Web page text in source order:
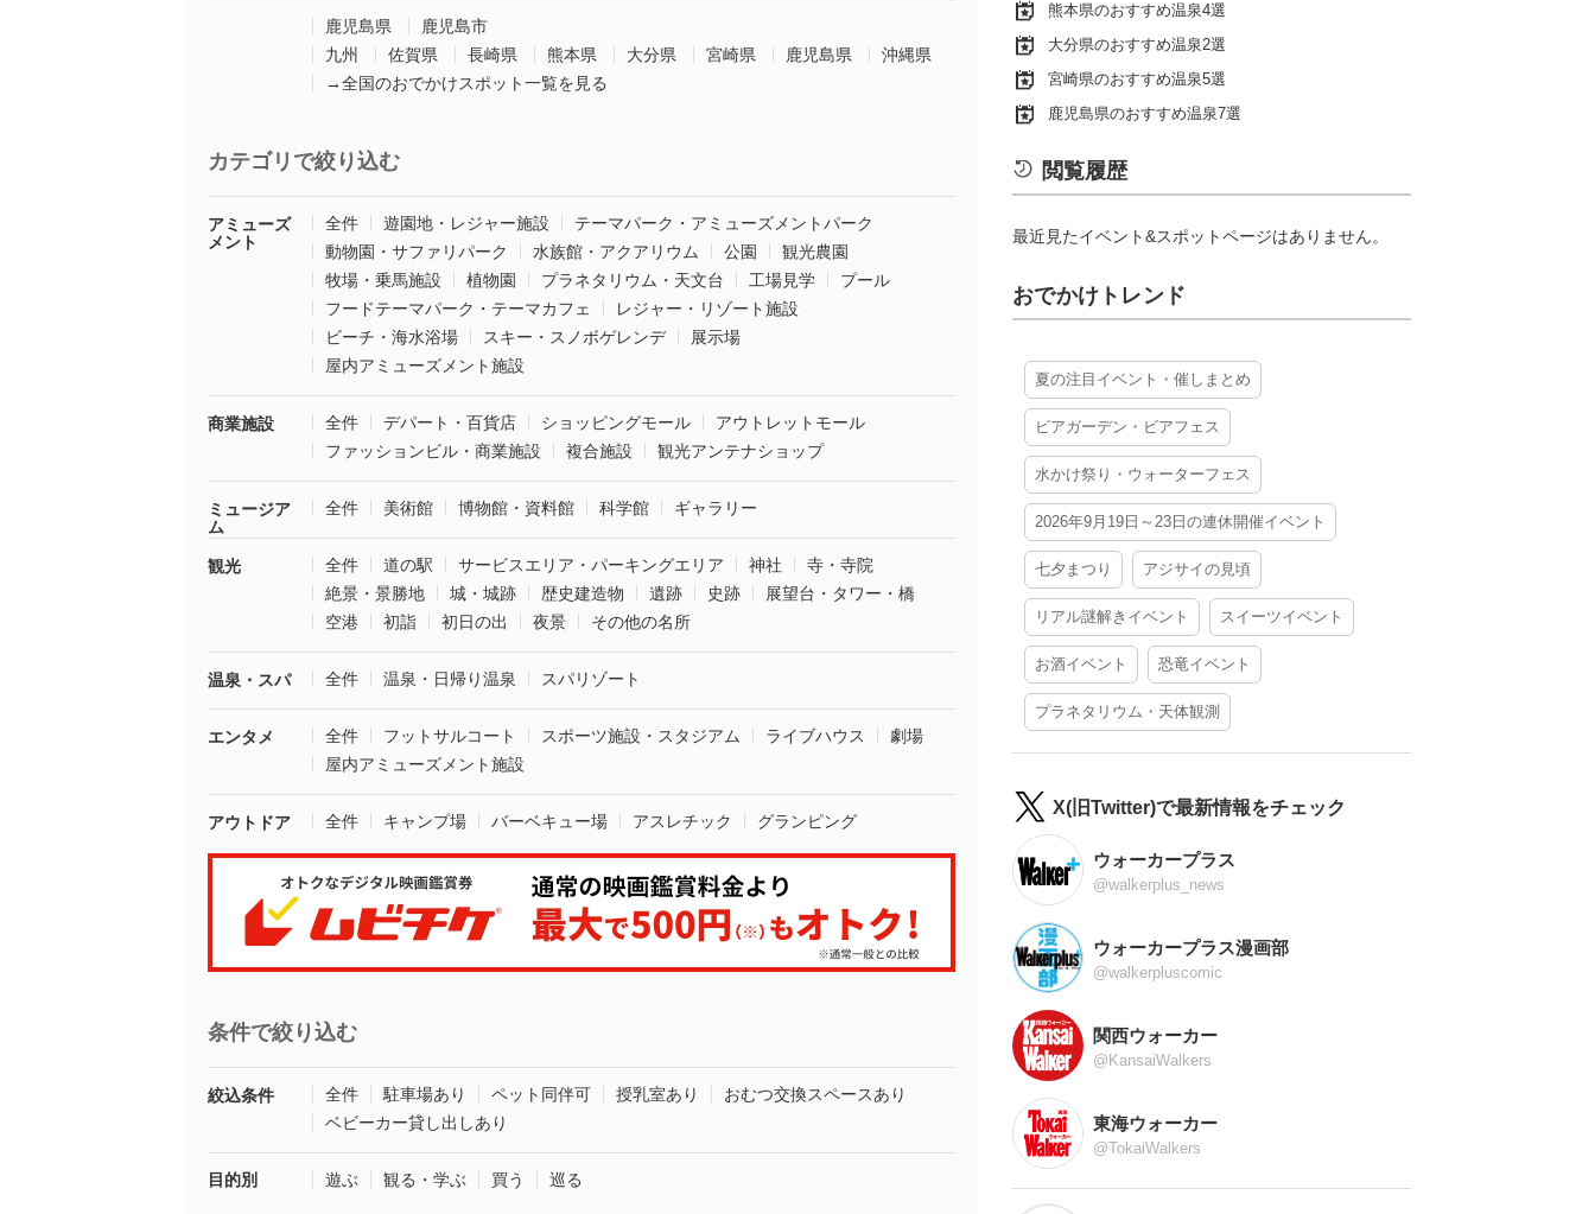
鹿児島県
鹿児島市
九州
佐賀県 長崎県 熊本県 大分県 宮崎県 鹿児島県
沖縄県
→全国のおでかけスポット一覧を見る
カテゴリで絞り込む
アミューズ
メント
全件 遊園地・レジャー施設
テーマパーク・アミューズメントパーク
動物園・サファリパーク
水族館・アクアリウム 公園
観光農園
牧場・乗馬施設
植物園 プラネタリウム・天文台 工場見学
プール
フードテーマパーク・テーマカフェ
レジャー・リゾート施設
ビーチ・海水浴場
スキー・スノボゲレンデ
展示場
屋内アミューズメント施設
商業施設 全件 デパート・百貨店 ショッピングモール
アウトレットモール
ファッションビル・商業施設
複合施設 観光アンテナショップ
ミュージア
ム
全件 美術館 博物館・資料館 科学館 ギャラリー
観光 全件 道の駅 サービスエリア・パーキングエリア 神社
寺・寺院
絶景・景勝地
城・城跡 歴史建造物 遺跡 史跡
展望台・タワー・橋
空港
初詣 初日の出 夜景 その他の名所
温泉・スパ 全件 温泉・日帰り温泉 スパリゾート
エンタメ 全件 フットサルコート スポーツ施設・スタジアム ライブハウス
劇場
屋内アミューズメント施設
アウトドア 全件 キャンプ場 バーベキュー場 アスレチック グランピング
条件で絞り込む
絞込条件 全件 駐車場あり ペット同伴可 授乳室あり
おむつ交換スペースあり
ベビーカー貸し出しあり
目的別 遊ぶ 観る・学ぶ 買う 巡る
熊本県のおすすめ温泉4選
大分県のおすすめ温泉2選
宮崎県のおすすめ温泉5選
鹿児島県のおすすめ温泉7選
閲覧履歴
最近見たイベント&スポットページはありません。
おでかけトレンド
夏の注目イベント・催しまとめ
ビアガーデン・ビアフェス
水かけ祭り・ウォーターフェス
2026年9月19日～23日の連休開催イベント
七夕まつり アジサイの見頃
リアル謎解きイベント スイーツイベント
お酒イベント 恐竜イベント
プラネタリウム・天体観測
X(旧Twitter)で最新情報をチェック
ウォーカープラス
@walkerplus_news
ウォーカープラス漫画部
@walkerpluscomic
関西ウォーカー
@KansaiWalkers
東海ウォーカー
@TokaiWalkers